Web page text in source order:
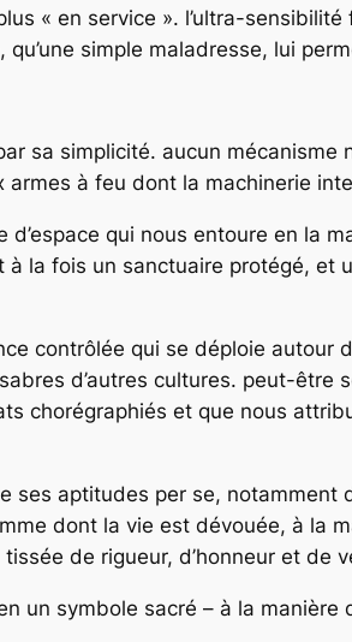
« en service ». l’ultra-
simple maladresse, lui
sa simplicité. aucun mécanisme
à feu dont la machinerie
qui nous entoure en la
la fois un sanctuaire protégé, et
contrôlée qui se déploie autour
d’autres cultures. peut-être
chorégraphiés et que nous
ses aptitudes per se, notamment
dont la vie est dévouée, à la
de rigueur, d’honneur et de
un symbole sacré – à la manière